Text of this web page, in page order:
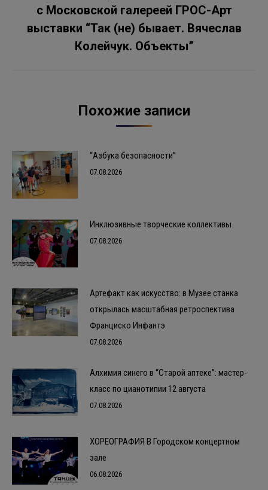
Следующая
запись:
с Московской галереей ГРОС-Арт
выставки “Так (не) бывает. Вячеслав
Колейчук. Объекты”
Похожие записи
“Азбука безопасности”
07.08.2026
Инклюзивные творческие коллективы
07.08.2026
Артефакт как искусство: в Музее станка
открылась масштабная ретроспектива
Франциско Инфантэ
07.08.2026
Алхимия синего в “Старой аптеке”: мастер-
класс по цианотипии 12 августа
07.08.2026
ХОРЕОГРАФИЯ В Городском концертном
зале
06.08.2026